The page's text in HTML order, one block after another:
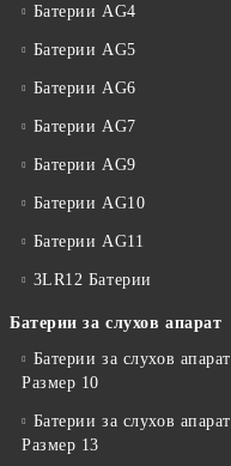
Батерии AG4
Батерии AG5
Батерии AG6
Батерии AG7
Батерии AG9
Батерии AG10
Батерии AG11
3LR12 Батерии
Батерии за слухов апарат
Батерии за слухов апарат
Размер 10
Батерии за слухов апарат
Размер 13